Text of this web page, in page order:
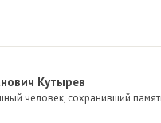
Кутырев
человек, сохранивший